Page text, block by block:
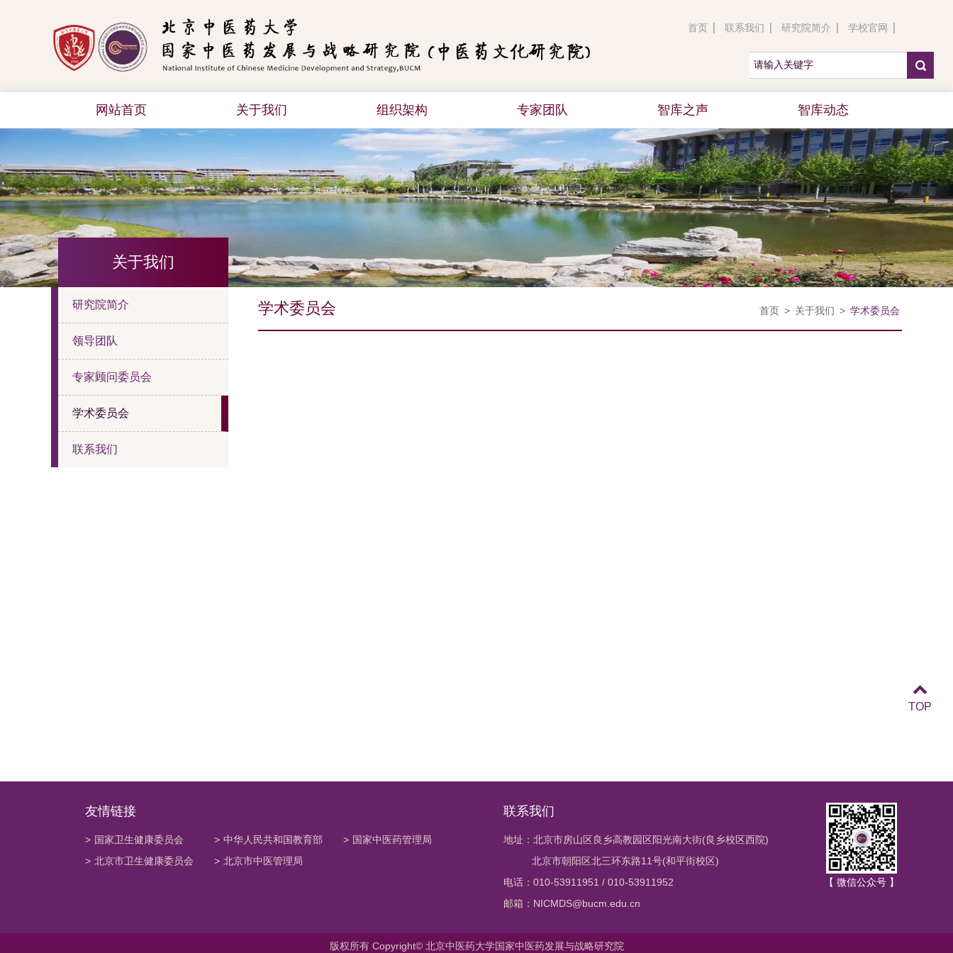
首页 联系我们 研究院简介 学校官网
网站首页 关于我们 组织架构 专家团队 智库之声 智库动态
关于我们
研究院简介
领导团队
专家顾问委员会
学术委员会
联系我们
首页 > 关于我们 > 学术委员会
学术委员会
友情链接
> 国家卫生健康委员会 > 中华人民共和国教育部 > 国家中医药管理局
> 北京市卫生健康委员会 > 北京市中医管理局
联系我们
地址：北京市房山区良乡高教园区阳光南大街(良乡校区西院)
北京市朝阳区北三环东路11号(和平街校区)
电话：010-53911951 / 010-53911952
邮箱：NICMDS@bucm.edu.cn
【 微信公众号 】
版权所有 Copyright© 北京中医药大学国家中医药发展与战略研究院
TOP